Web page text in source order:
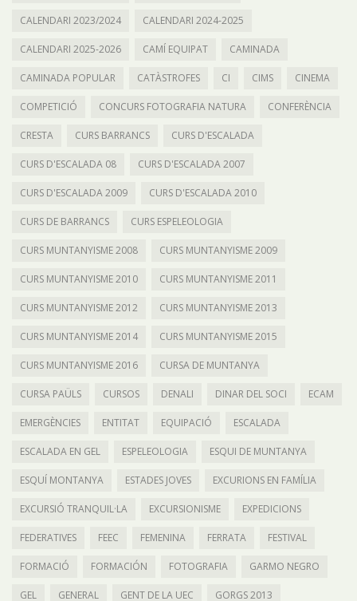
CALENDARI 2023/2024 CALENDARI 2024-2025
CALENDARI 2025-2026 CAMÍ EQUIPAT CAMINADA
CAMINADA POPULAR CATÀSTROFES CI CIMS CINEMA
COMPETICIÓ CONCURS FOTOGRAFIA NATURA CONFERÈNCIA
CRESTA CURS BARRANCS CURS D'ESCALADA
CURS D'ESCALADA 08 CURS D'ESCALADA 2007
CURS D'ESCALADA 2009 CURS D'ESCALADA 2010
CURS DE BARRANCS CURS ESPELEOLOGIA
CURS MUNTANYISME 2008 CURS MUNTANYISME 2009
CURS MUNTANYISME 2010 CURS MUNTANYISME 2011
CURS MUNTANYISME 2012 CURS MUNTANYISME 2013
CURS MUNTANYISME 2014 CURS MUNTANYISME 2015
CURS MUNTANYISME 2016 CURSA DE MUNTANYA
CURSA PAÜLS CURSOS DENALI DINAR DEL SOCI ECAM
EMERGÈNCIES ENTITAT EQUIPACIÓ ESCALADA
ESCALADA EN GEL ESPELEOLOGIA ESQUI DE MUNTANYA
ESQUÍ MONTANYA ESTADES JOVES EXCURIONS EN FAMÍLIA
EXCURSIÓ TRANQUIL·LA EXCURSIONISME EXPEDICIONS
FEDERATIVES FEEC FEMENINA FERRATA FESTIVAL
FORMACIÓ FORMACIÓN FOTOGRAFIA GARMO NEGRO
GEL GENERAL GENT DE LA UEC GORGS 2013